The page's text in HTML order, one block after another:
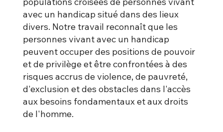
avec un handicap situé dans des lieux
divers. Notre travail reconnaît que les
personnes vivant avec un handicap
peuvent occuper des positions de pouvoir
et de privilège et être confrontées à des
risques accrus de violence, de pauvreté,
d'exclusion et des obstacles dans l'accès
aux besoins fondamentaux et aux droits
de l'homme.